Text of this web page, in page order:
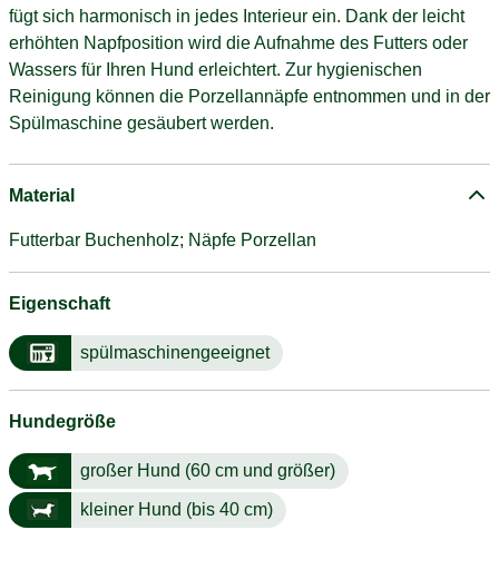
fügt sich harmonisch in jedes Interieur ein. Dank der leicht
erhöhten Napfposition wird die Aufnahme des Futters oder
Wassers für Ihren Hund erleichtert. Zur hygienischen
Reinigung können die Porzellannäpfe entnommen und in der
Spülmaschine gesäubert werden.
Material
Futterbar Buchenholz; Näpfe Porzellan
Eigenschaft
spülmaschinengeeignet
Hundegröße
großer Hund (60 cm und größer)
kleiner Hund (bis 40 cm)